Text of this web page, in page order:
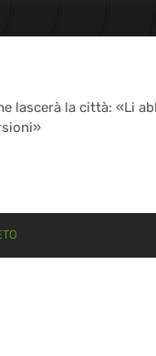
lascerà la città: «Li